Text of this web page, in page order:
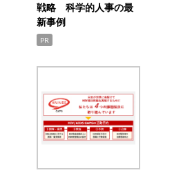
戦略 科学的人事の最
新事例
PR